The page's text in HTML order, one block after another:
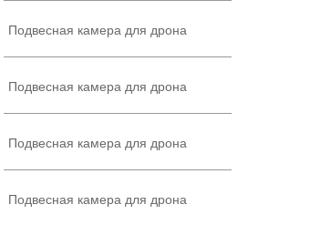
Подвесная камера для дрона
Подвесная камера для дрона
Подвесная камера для дрона
Подвесная камера для дрона